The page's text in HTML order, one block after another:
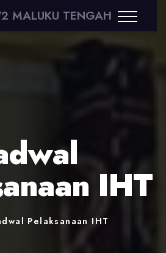
MALUKU TENGAH
IHT
Pelaksanaan IHT